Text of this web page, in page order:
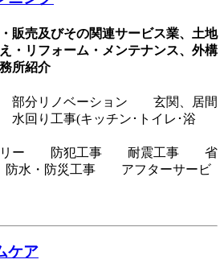
販売及びその関連サービス業、土地
・リフォーム・メンテナンス、外構
所紹介
部分リノベーション 玄関、居間
回り工事(キッチン･トイレ･浴
リー 防犯工事 耐震工事 省
水・防災工事 アフターサービ
ケア